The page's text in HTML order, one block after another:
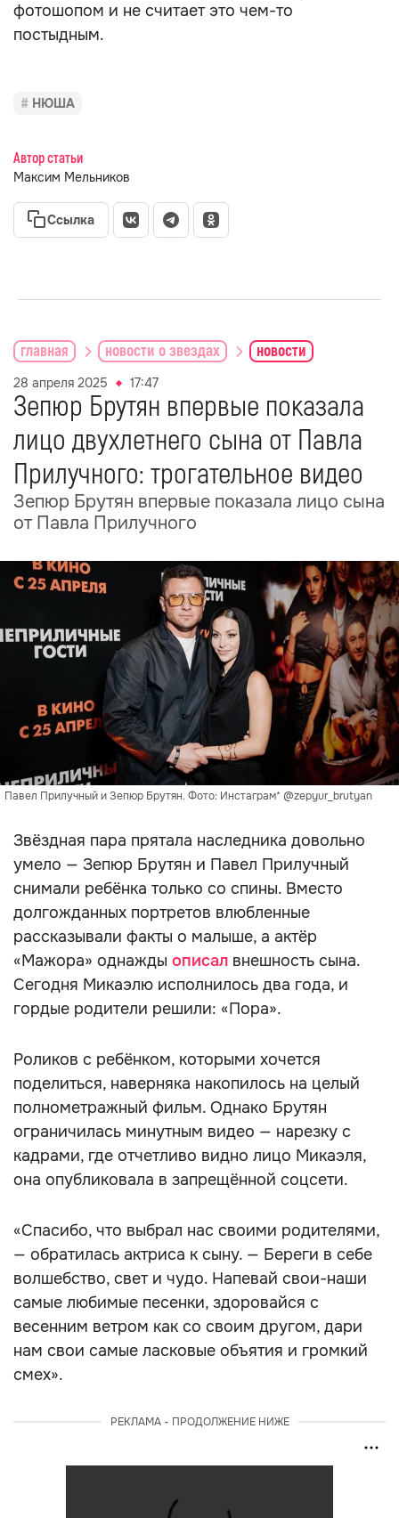
фотошопом и не считает это чем-то
постыдным.
НЮША
Автор статьи
Максим Мельников
Ссылка
главная новости о звездах новости
28 апреля 2025 17:47
Зепюр Брутян впервые показала
лицо двухлетнего сына от Павла
Прилучного: трогательное видео
Зепюр Брутян впервые показала лицо сына
от Павла Прилучного
Павел Прилучный и Зепюр Брутян. Фото: Инстаграм* @zepyur_brutyan
Звёздная пара прятала наследника довольно
умело — Зепюр Брутян и Павел Прилучный
снимали ребёнка только со спины. Вместо
долгожданных портретов влюбленные
рассказывали факты о малыше, а актёр
«Мажора» однажды описал внешность сына.
Сегодня Микаэлю исполнилось два года, и
гордые родители решили: «Пора».
Роликов с ребёнком, которыми хочется
поделиться, наверняка накопилось на целый
полнометражный фильм. Однако Брутян
ограничилась минутным видео — нарезку с
кадрами, где отчетливо видно лицо Микаэля,
она опубликовала в запрещённой соцсети.
«Спасибо, что выбрал нас своими родителями,
— обратилась актриса к сыну. — Береги в себе
волшебство, свет и чудо. Напевай свои-наши
самые любимые песенки, здоровайся с
весенним ветром как со своим другом, дари
нам свои самые ласковые объятия и громкий
смех».
РЕКЛАМА - ПРОДОЛЖЕНИЕ НИЖЕ